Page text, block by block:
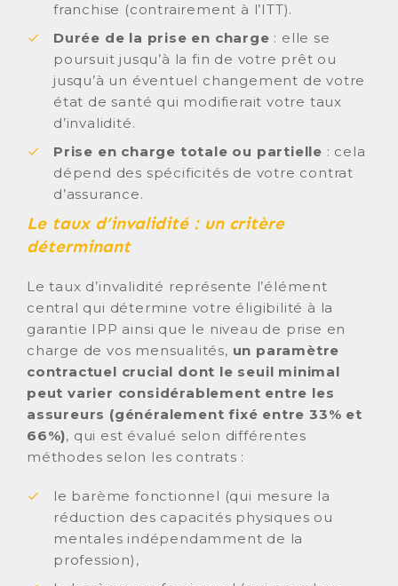
franchise (contrairement à l’ITT).
Durée de la prise en charge : elle se
poursuit jusqu’à la fin de votre prêt ou
jusqu’à un éventuel changement de votre
état de santé qui modifierait votre taux
d’invalidité.
Prise en charge totale ou partielle : cela
dépend des spécificités de votre contrat
d’assurance.
Le taux d’invalidité : un critère
déterminant
Le taux d’invalidité représente l’élément
central qui détermine votre éligibilité à la
garantie IPP ainsi que le niveau de prise en
charge de vos mensualités, un paramètre
contractuel crucial dont le seuil minimal
peut varier considérablement entre les
assureurs (généralement fixé entre 33% et
66%), qui est évalué selon différentes
méthodes selon les contrats :
le barème fonctionnel (qui mesure la
réduction des capacités physiques ou
mentales indépendamment de la
profession),